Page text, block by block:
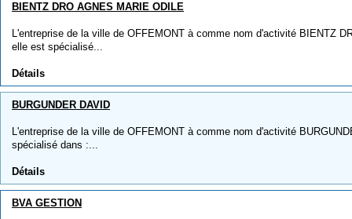
BIENTZ DRO AGNES MARIE ODILE
L'entreprise de la ville de OFFEMONT à comme nom d'activité BIENTZ
elle est spécialisé...
Détails
BURGUNDER DAVID
L'entreprise de la ville de OFFEMONT à comme nom d'activité
spécialisé dans :...
Détails
BVA GESTION